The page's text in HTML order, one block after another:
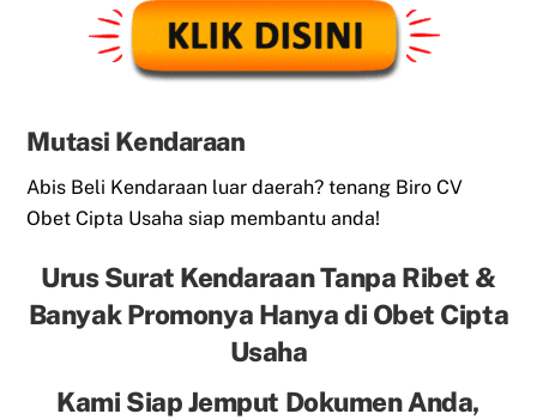
Mutasi Kendaraan
Abis Beli Kendaraan luar daerah? tenang Biro CV
Obet Cipta Usaha siap membantu anda!
Urus Surat Kendaraan Tanpa Ribet &
Banyak Promonya Hanya di Obet Cipta
Usaha
Kami Siap Jemput Dokumen Anda,